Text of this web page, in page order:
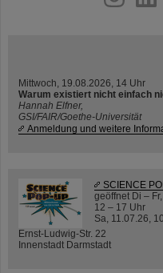
Mittwoch, 19.08.2026, 14 Uhr
Warum existiert nicht einfach
Hannah Elfner,
GSI/FAIR/Goethe-Universität
Anmeldung und weitere
SCIENCE
geöffnet Di – Fr,
12 – 17 Uhr
Sa, 11.07.26,
Ernst-Ludwig-Str. 22
Innenstadt Darmstadt